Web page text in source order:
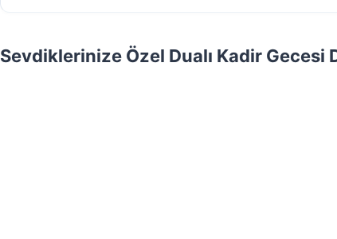
Sevdiklerinize Özel Dualı Kadir Gecesi